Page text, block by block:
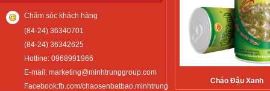
Chăm sóc khách hàng
(84-24) 36340701
(84-24) 36342625
Hotline: 0968991966
E-mail: marketing@minhtrunggroup.com
Facebook:fb.com/chaosenbatbao.minhtrung
Cháo Đậu Xanh